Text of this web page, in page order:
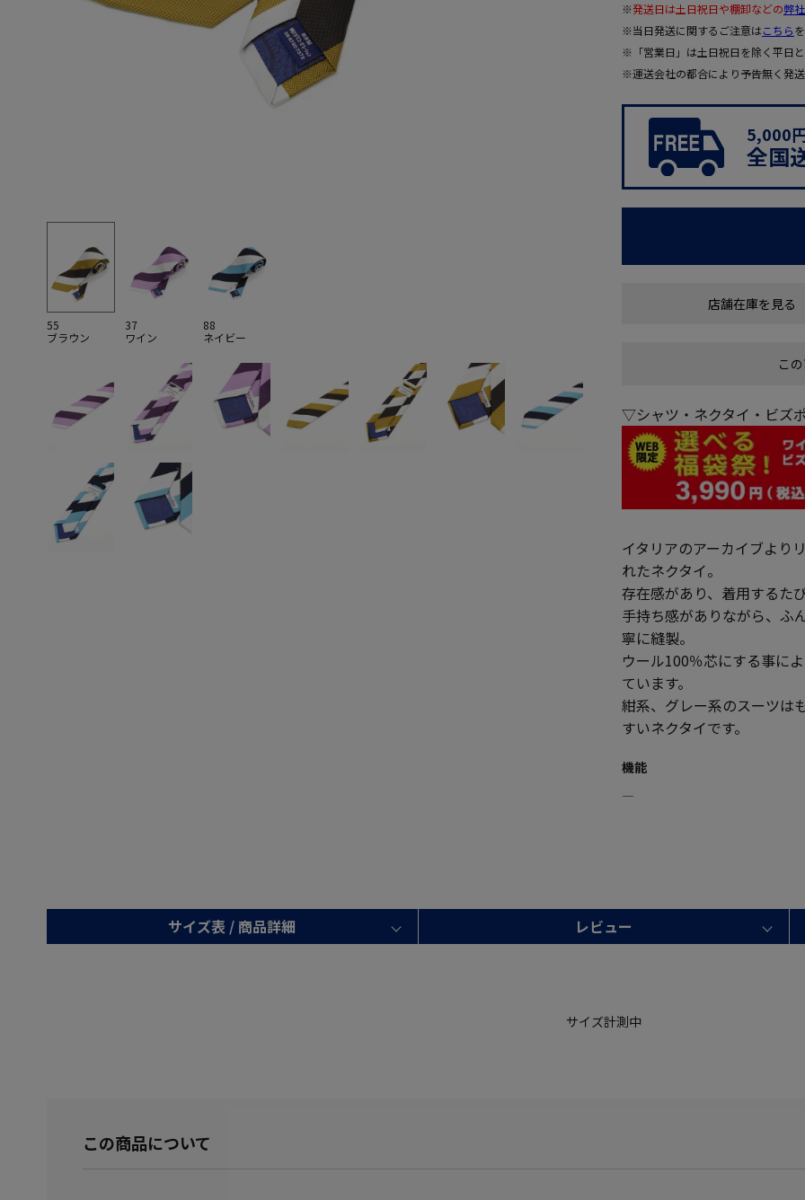
55
ブラウン
37
ワイン
88
ネイビー
※発送日は土日祝日や棚卸などの弊
※当日発送に関するご注意はこちら
※「営業日」は土日祝日を除く平日
※運送会社の都合により予告無く発
5,000
全国
店舗在庫を見る
こ
▽シャツ・ネクタイ・ビズ
イタリアのアーカイブより
れたネクタイ。
存在感があり、着用するた
手持ち感がありながら、ふ
寧に縫製。
ウール100％芯にする事に
ています。
紺系、グレー系のスーツは
すいネクタイです。
機能
―
サイズ表 / 商品詳細 レビュー
サイズ計測中
この商品について